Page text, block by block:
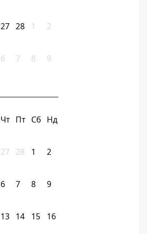
27 28 1 2
6 7 8 9
Чт Пт Сб Нд
27 28 1 2
6 7 8 9
13 14 15 16